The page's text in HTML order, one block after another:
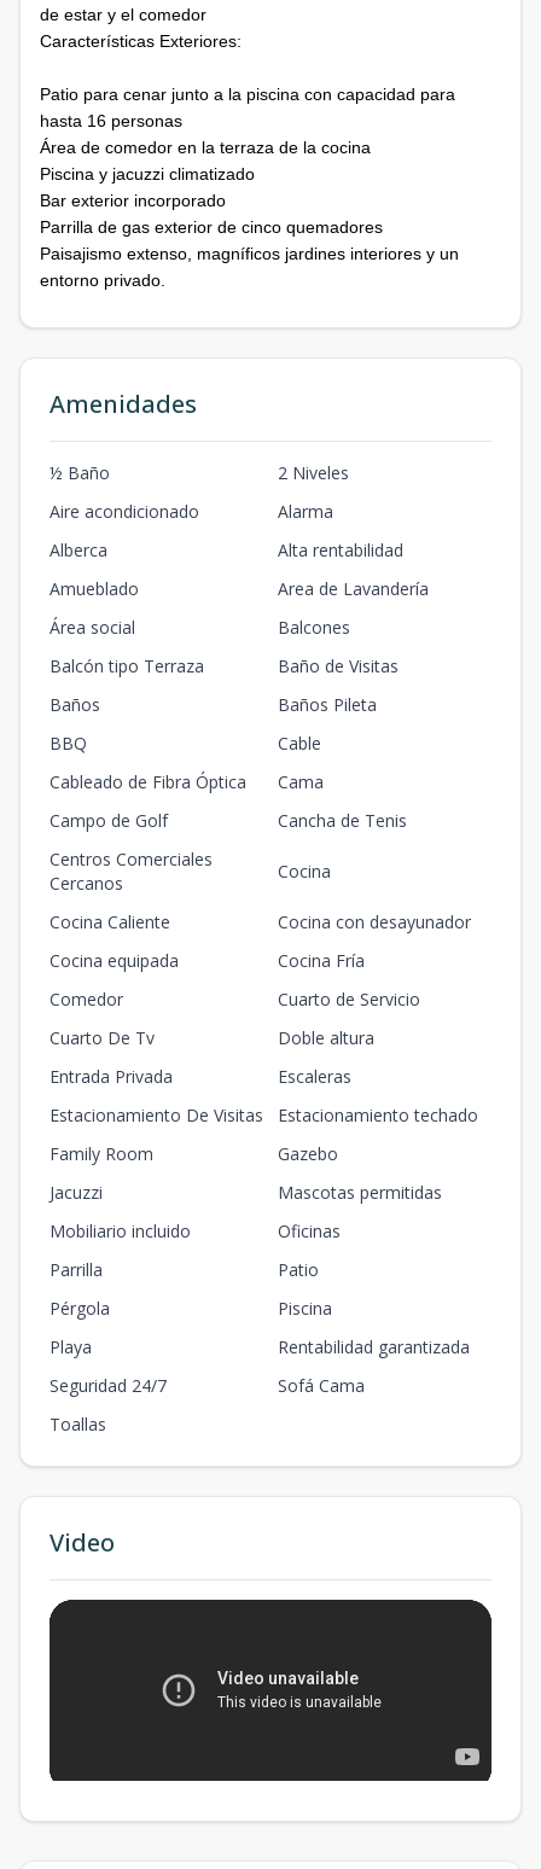
de estar y el comedor
Características Exteriores:
Patio para cenar junto a la piscina con capacidad para
hasta 16 personas
Área de comedor en la terraza de la cocina
Piscina y jacuzzi climatizado
Bar exterior incorporado
Parrilla de gas exterior de cinco quemadores
Paisajismo extenso, magníficos jardines interiores y un
entorno privado.
Amenidades
½ Baño
2 Niveles
Aire acondicionado
Alarma
Alberca
Alta rentabilidad
Amueblado
Area de Lavandería
Área social
Balcones
Balcón tipo Terraza
Baño de Visitas
Baños
Baños Pileta
BBQ
Cable
Cableado de Fibra Óptica
Cama
Campo de Golf
Cancha de Tenis
Centros Comerciales
Cercanos
Cocina
Cocina Caliente
Cocina con desayunador
Cocina equipada
Cocina Fría
Comedor
Cuarto de Servicio
Cuarto De Tv
Doble altura
Entrada Privada
Escaleras
Estacionamiento De Visitas
Estacionamiento techado
Family Room
Gazebo
Jacuzzi
Mascotas permitidas
Mobiliario incluido
Oficinas
Parrilla
Patio
Pérgola
Piscina
Playa
Rentabilidad garantizada
Seguridad 24/7
Sofá Cama
Toallas
Video